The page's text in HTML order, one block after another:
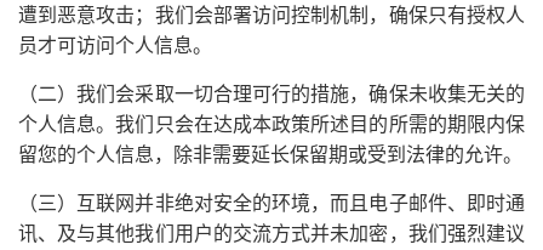
遭到恶意攻击；我们会部署访问控制机制，确保只有授权人
员才可访问个人信息。
（二）我们会采取一切合理可行的措施，确保未收集无关的
个人信息。我们只会在达成本政策所述目的所需的期限内保
留您的个人信息，除非需要延长保留期或受到法律的允许。
（三）互联网并非绝对安全的环境，而且电子邮件、即时通
讯、及与其他我们用户的交流方式并未加密，我们强烈建议